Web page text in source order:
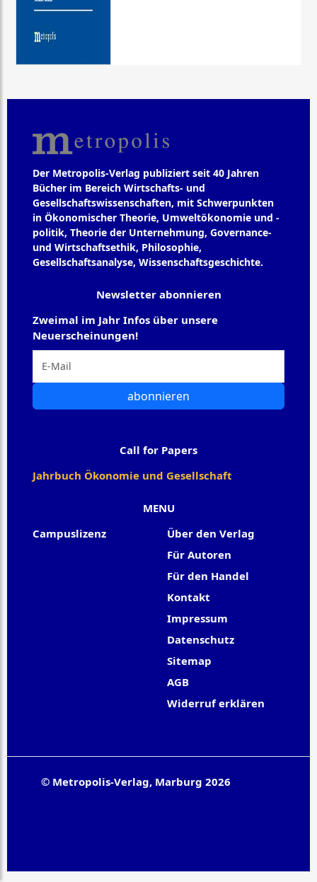
Der Metropolis-Verlag publiziert seit 40 Jahren
Bücher im Bereich Wirtschafts- und
Gesellschaftswissenschaften, mit Schwerpunkten
in Ökonomischer Theorie, Umweltökonomie und -
politik, Theorie der Unternehmung, Governance-
und Wirtschaftsethik, Philosophie,
Gesellschaftsanalyse, Wissenschaftsgeschichte.
MENU
Campuslizenz
Über den Verlag
Für Autoren
Für den Handel
Kontakt
Impressum
Datenschutz
Sitemap
AGB
Widerruf erklären
Newsletter abonnieren
Zweimal im Jahr Infos über unsere
Neuerscheinungen!
abonnieren
Call for Papers
Jahrbuch Ökonomie und Gesellschaft
© Metropolis-Verlag, Marburg 2026